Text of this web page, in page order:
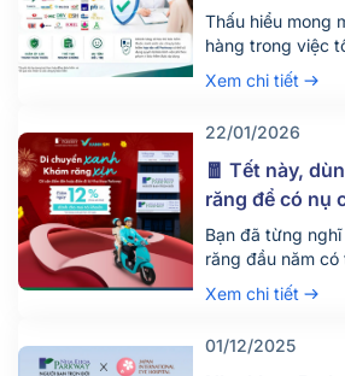
tận dụng tối
hiểm
Thấu hiểu mong
hàng trong việc
gian khi điều trị
Parkway chính
18/06/2026. Bảo
Bảo lãnh viện
bảo hiểm thanh
Xem chi tiết
22/01/2026
🧧 Tết này,
răng để có nụ
Bạn đã từng
răng đầu năm
phí di chuyển,
môi trường
Xanh SM mang
Xem chi tiết
01/12/2025